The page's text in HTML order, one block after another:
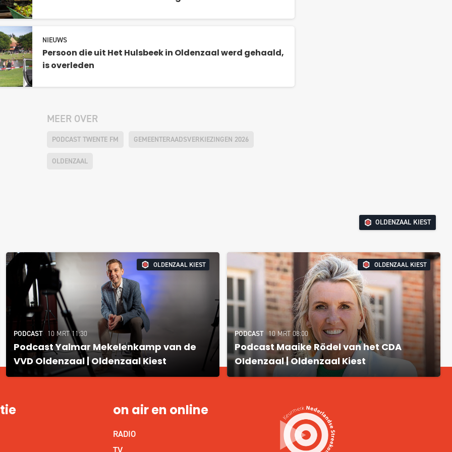
NIEUWS
Persoon die uit Het Hulsbeek in Oldenzaal werd gehaald,
is overleden
MEER OVER
PODCAST TWENTE FM GEMEENTERAADSVERKIEZINGEN 2026
OLDENZAAL
OLDENZAAL KIEST
OLDENZAAL KIEST
PODCAST 10 MRT 11:30
Podcast Yalmar Mekelenkamp van de
VVD Oldenzaal | Oldenzaal Kiest
OLDENZAAL KIEST
PODCAST 10 MRT 08:00
Podcast Maaike Rödel van het CDA
OIdenzaal | Oldenzaal Kiest
on air en online
RADIO
TV